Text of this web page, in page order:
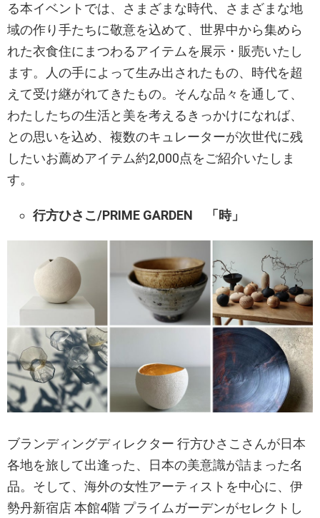
る本イベントでは、さまざまな時代、さまざまな地
域の作り手たちに敬意を込めて、世界中から集めら
れた衣食住にまつわるアイテムを展示・販売いたし
ます。人の手によって生み出されたもの、時代を超
えて受け継がれてきたもの。そんな品々を通して、
わたしたちの生活と美を考えるきっかけになれば、
との思いを込め、複数のキュレーターが次世代に残
したいお薦めアイテム約2,000点をご紹介いたしま
す。
行方ひさこ/PRIME GARDEN 「時」
ブランディングディレクター 行方ひさこさんが日本
各地を旅して出逢った、日本の美意識が詰まった名
品。そして、海外の女性アーティストを中心に、伊
勢丹新宿店 本館4階 プライムガーデンがセレクトし